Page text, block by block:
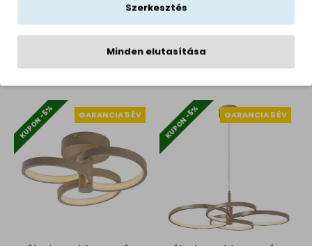
Rábalux Lunca fehér LED
beépíthető lámpa (RAB-
77196) LED 1 izzós IP20
Rábalux Nevira barna-
fehér távirányítós LED
függesztett lámpa
(RAB-72403) LED 1 izzós
GARANCIA 5 ÉV
KUPON -5% GARANCIA 5 ÉV
KUPON -5%
Szerkesztés
Minden elutasítása